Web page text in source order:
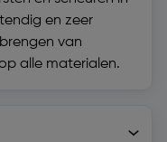
en zeer
van
alle materialen.